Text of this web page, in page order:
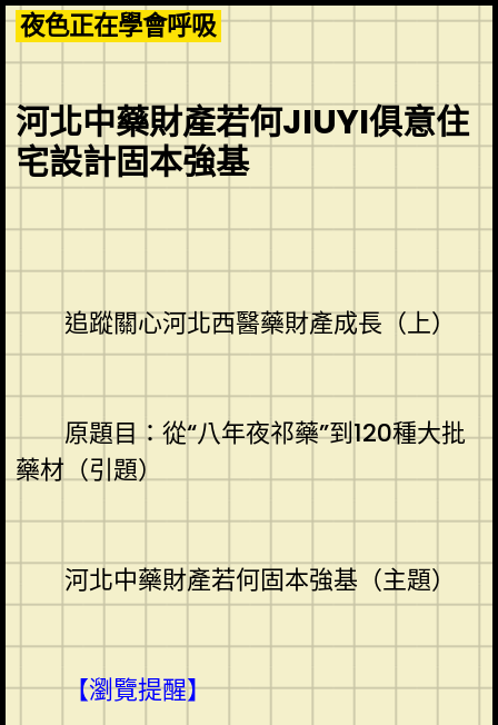
Skip
to
content
夜色正在學會呼吸
河北中藥財產若何JIUYI俱意住
宅設計固本強基
追蹤關心河北西醫藥財產成長（上）
原題目：從“八年夜祁藥”到120種大批
藥材（引題）
河北中藥財產若何固本強基（主題）
【瀏覽提醒】